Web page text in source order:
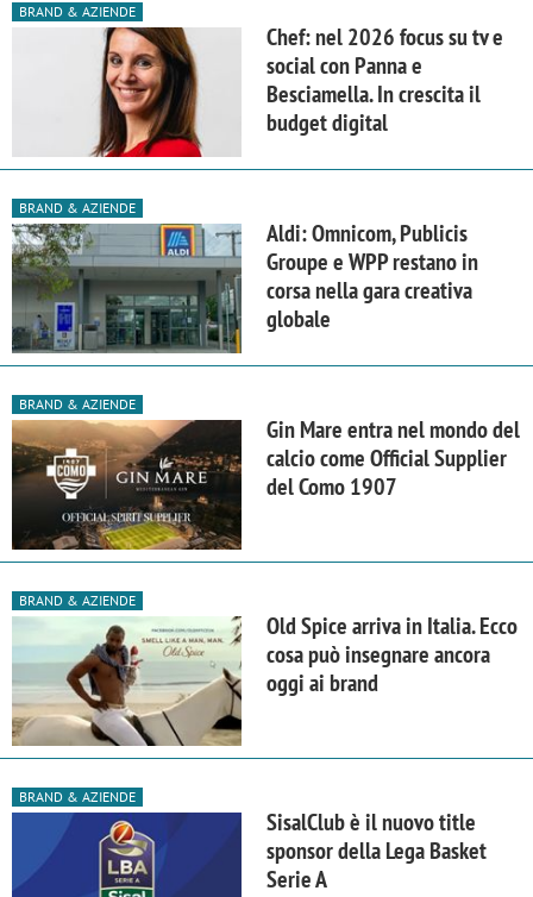
BRAND & AZIENDE
Chef: nel 2026 focus su tv e
social con Panna e
Besciamella. In crescita il
budget digital
BRAND & AZIENDE
Aldi: Omnicom, Publicis
Groupe e WPP restano in
corsa nella gara creativa
globale
BRAND & AZIENDE
Gin Mare entra nel mondo del
calcio come Official Supplier
del Como 1907
BRAND & AZIENDE
Old Spice arriva in Italia. Ecco
cosa può insegnare ancora
oggi ai brand
BRAND & AZIENDE
SisalClub è il nuovo title
sponsor della Lega Basket
Serie A